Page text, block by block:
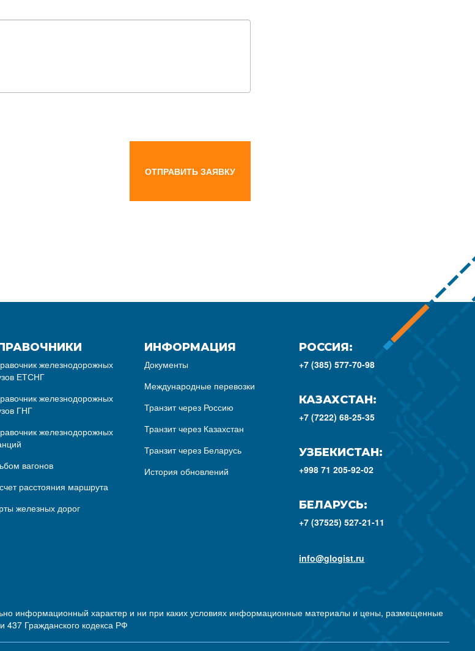
ОТПРАВИТЬ ЗАЯВКУ
железнодорожных
ЕТСНГ
железнодорожных
ГНГ
железнодорожных
вагонов
расстояния маршрута
железных дорог
ИНФОРМАЦИЯ
Документы
Международные перевозки
Транзит через Россию
Транзит через Казахстан
Транзит через Беларусь
История обновлений
РОССИЯ:
+7 (385) 577-70-98
КАЗАХСТАН:
+7 (7222) 68-25-35
УЗБЕКИСТАН:
+998 71 205-92-02
БЕЛАРУСЬ:
+7 (37525) 527-21-11
info@glogist.ru
информационный характер и ни при каких условиях информационные материалы и цены, размещенные
Гражданского кодекса РФ